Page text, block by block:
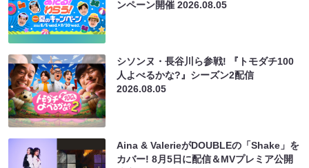
ンペーン開催2026.08.05
シソンヌ・長谷川ら参戦! 『トモダチ100
人よべるかな?』シーズン2配信
2026.08.05
Aina & ValerieがDOUBLEの「Shake」を
カバー! 8月5日に配信＆MVプレミア公開